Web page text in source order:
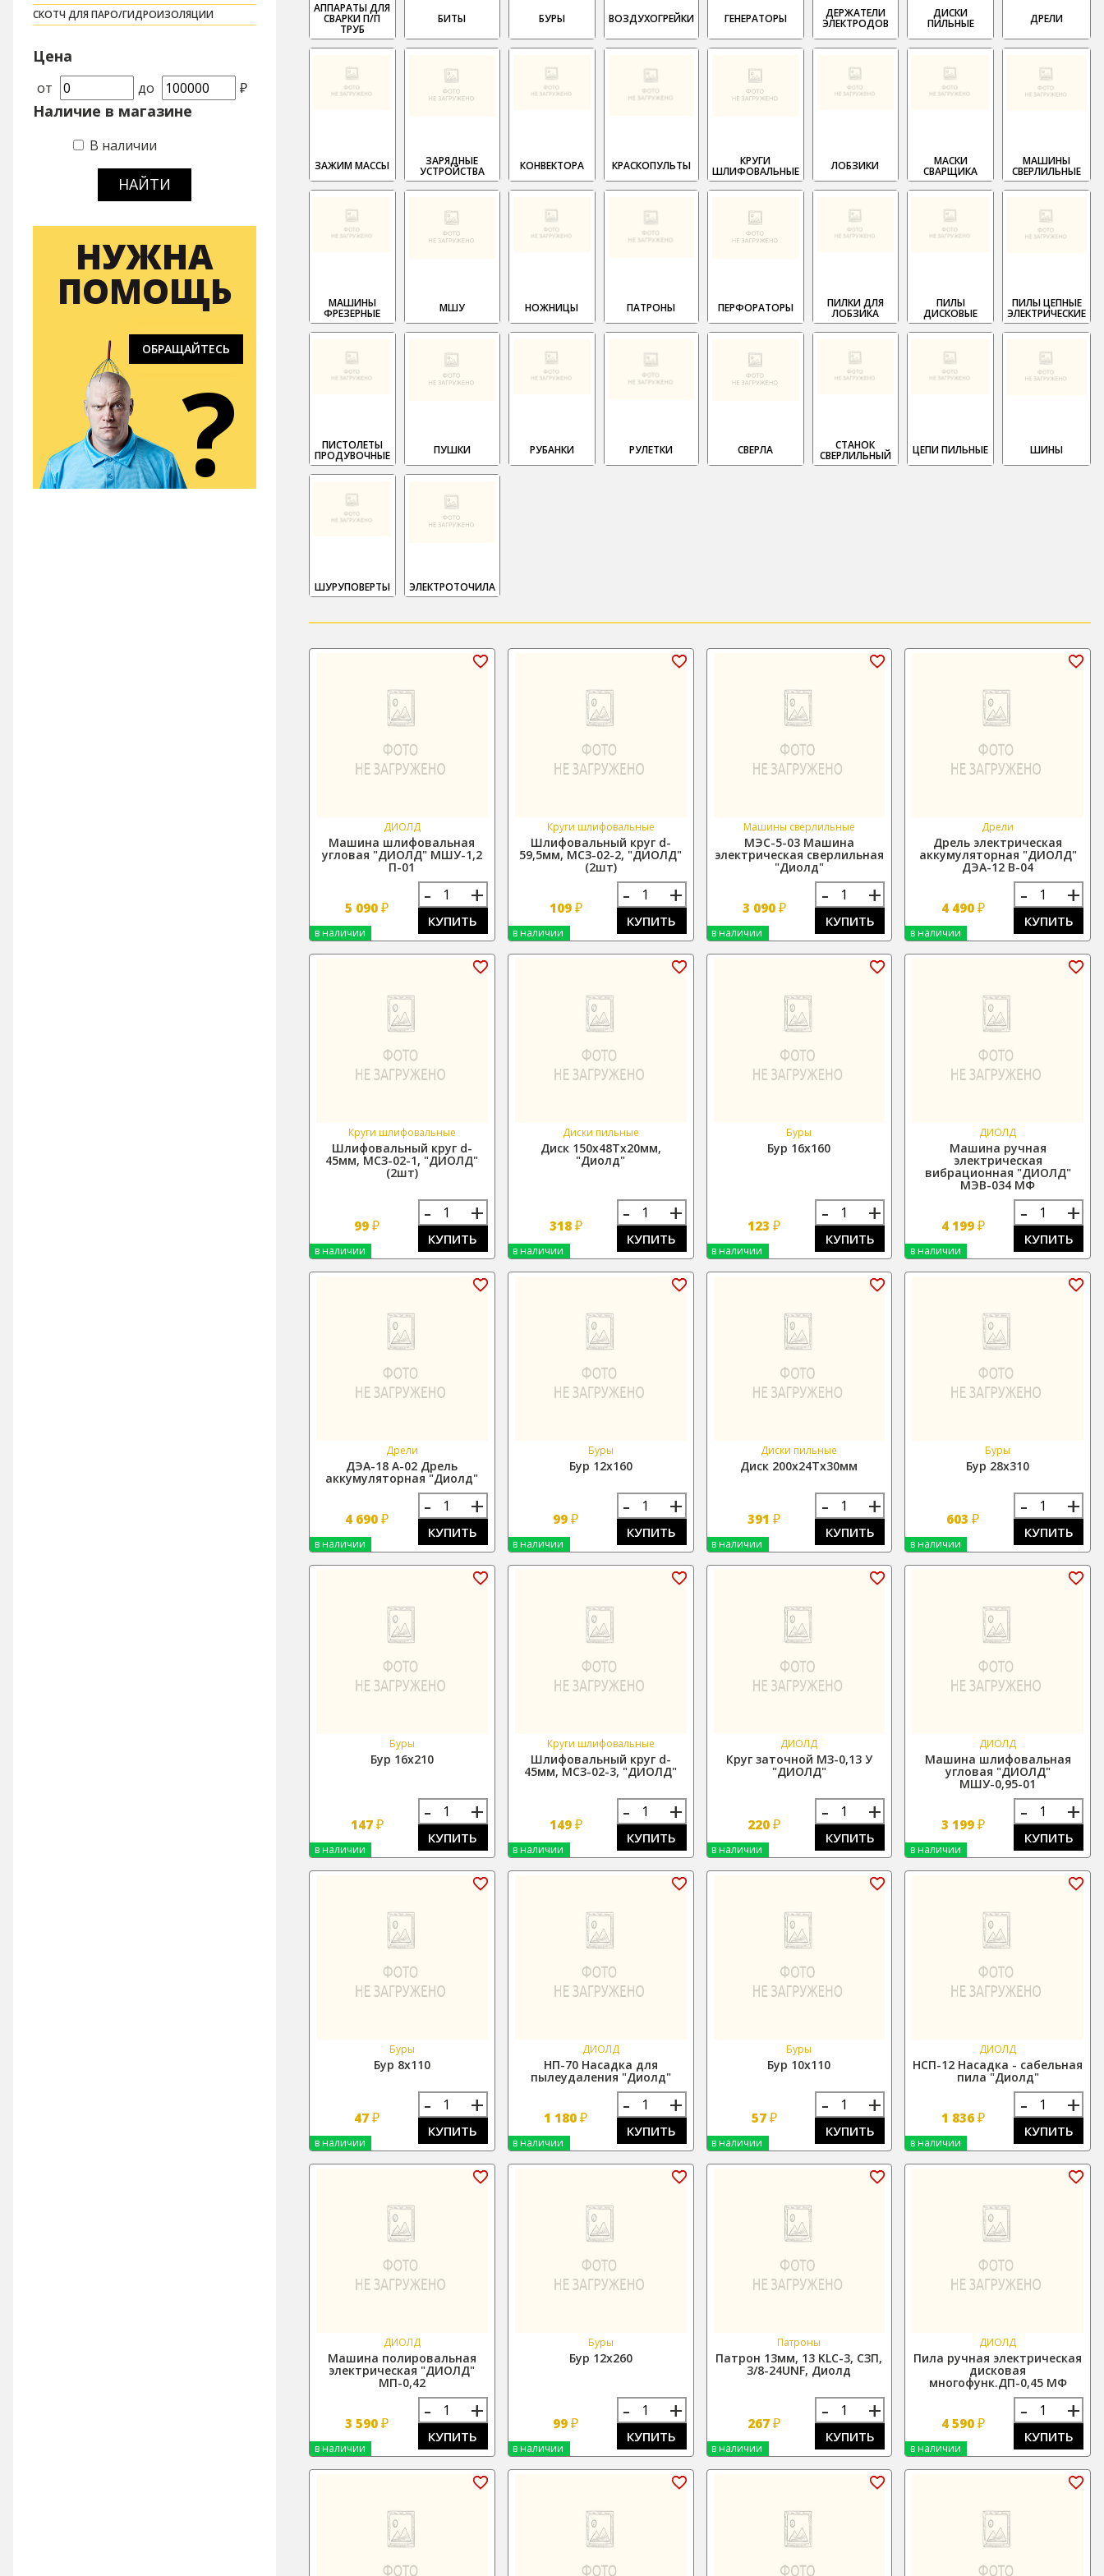
СКОТЧ ДЛЯ ПАРО/ГИДРОИЗОЛЯЦИИ
Цена
от до ₽
Наличие в магазине
В наличии
НАЙТИ
НУЖНА
ПОМОЩЬ
ОБРАЩАЙТЕСЬ
?
АППАРАТЫ ДЛЯ
СВАРКИ П/П
ТРУБ
БИТЫ БУРЫ ВОЗДУХОГРЕЙКИ ГЕНЕРАТОРЫ ДЕРЖАТЕЛИ
ЭЛЕКТРОДОВ
ДИСКИ
ПИЛЬНЫЕ ДРЕЛИ
ЗАЖИМ МАССЫ ЗАРЯДНЫЕ
УСТРОЙСТВА КОНВЕКТОРА КРАСКОПУЛЬТЫ КРУГИ
ШЛИФОВАЛЬНЫЕ ЛОБЗИКИ МАСКИ
СВАРЩИКА
МАШИНЫ
СВЕРЛИЛЬНЫЕ
МАШИНЫ
ФРЕЗЕРНЫЕ МШУ НОЖНИЦЫ ПАТРОНЫ ПЕРФОРАТОРЫ ПИЛКИ ДЛЯ
ЛОБЗИКА
ПИЛЫ
ДИСКОВЫЕ
ПИЛЫ ЦЕПНЫЕ
ЭЛЕКТРИЧЕСКИЕ
ПИСТОЛЕТЫ
ПРОДУВОЧНЫЕ ПУШКИ РУБАНКИ РУЛЕТКИ СВЕРЛА СТАНОК
СВЕРЛИЛЬНЫЙ ЦЕПИ ПИЛЬНЫЕ ШИНЫ
ШУРУПОВЕРТЫ ЭЛЕКТРОТОЧИЛА
ДИОЛД
Машина шлифовальная
угловая "ДИОЛД" МШУ-1,2
П-01
5 090₽ - +
КУПИТЬ
в наличии
Круги шлифовальные
Шлифовальный круг d-
59,5мм, МСЗ-02-2, "ДИОЛД"
(2шт)
109 ₽ - +
КУПИТЬ
в наличии
Машины сверлильные
МЭС-5-03 Машина
электрическая сверлильная
"Диолд"
3 090 ₽ - +
КУПИТЬ
в наличии
Дрели
Дрель электрическая
аккумуляторная "ДИОЛД"
ДЭА-12 В-04
4 490 ₽ - +
КУПИТЬ
в наличии
Круги шлифовальные
Шлифовальный круг d-
45мм, МСЗ-02-1, "ДИОЛД"
(2шт)
99₽ - +
КУПИТЬ
в наличии
Диски пильные
Диск 150х48Тх20мм,
"Диолд"
318 ₽ - +
КУПИТЬ
в наличии
Буры
Бур 16х160
123₽ - +
КУПИТЬ
в наличии
ДИОЛД
Машина ручная
электрическая
вибрационная "ДИОЛД"
МЭВ-034 МФ
4 199 ₽ - +
КУПИТЬ
в наличии
Дрели
ДЭА-18 А-02 Дрель
аккумуляторная "Диолд"
4 690₽ - +
КУПИТЬ
в наличии
Буры
Бур 12х160
99₽ - +
КУПИТЬ
в наличии
Диски пильные
Диск 200х24Тх30мм
391₽ - +
КУПИТЬ
в наличии
Буры
Бур 28х310
603₽ - +
КУПИТЬ
в наличии
Буры
Бур 16х210
147 ₽ - +
КУПИТЬ
в наличии
Круги шлифовальные
Шлифовальный круг d-
45мм, МСЗ-02-3, "ДИОЛД"
149 ₽ - +
КУПИТЬ
в наличии
ДИОЛД
Круг заточной МЗ-0,13 У
"ДИОЛД"
220₽ - +
КУПИТЬ
в наличии
ДИОЛД
Машина шлифовальная
угловая "ДИОЛД"
МШУ-0,95-01
3 199 ₽ - +
КУПИТЬ
в наличии
Буры
Бур 8х110
47₽ - +
КУПИТЬ
в наличии
ДИОЛД
НП-70 Насадка для
пылеудаления "Диолд"
1 180₽ - +
КУПИТЬ
в наличии
Буры
Бур 10х110
57 ₽ - +
КУПИТЬ
в наличии
ДИОЛД
НСП-12 Насадка - сабельная
пила "Диолд"
1 836 ₽ - +
КУПИТЬ
в наличии
ДИОЛД
Машина полировальная
электрическая "ДИОЛД"
МП-0,42
3 590₽ - +
КУПИТЬ
в наличии
Буры
Бур 12х260
99₽ - +
КУПИТЬ
в наличии
Патроны
Патрон 13мм, 13 KLC-3, СЗП,
3/8-24UNF, Диолд
267₽ - +
КУПИТЬ
в наличии
ДИОЛД
Пила ручная электрическая
дисковая
многофунк.ДП-0,45 МФ
4 590 ₽ - +
КУПИТЬ
в наличии